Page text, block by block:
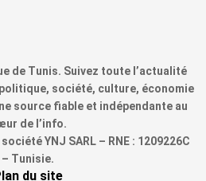
de Tunis. Suivez toute l’actualité
société, culture, économie
source fiable et indépendante au
de l’info.
YNJ SARL – RNE : 1209226C
– Tunisie.
du site